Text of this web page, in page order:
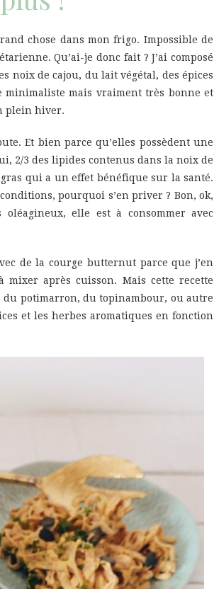
chose dans mon frigo. Impossible de
Qu’ai-je donc fait ? J’ai composé
noix de cajou, du lait végétal, des épices
minimaliste mais vraiment très bonne et
plein hiver.
Et bien parce qu’elles possèdent une
2/3 des lipides contenus dans la noix de
qui a un effet bénéfique sur la santé.
pourquoi s’en priver ? Bon, ok,
elle est à consommer avec
de la courge butternut parce que j’en
après cuisson. Mais cette recette
potimarron, du topinambour, ou autre
et les herbes aromatiques en fonction